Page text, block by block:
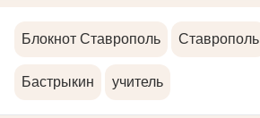
Блокнот Ставрополь Ставрополь
Бастрыкин учитель